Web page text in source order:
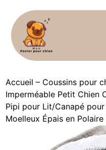
Accueil – Coussins pour
Imperméable Petit Chien
Pipi pour Lit/Canapé
Moelleux Épais en